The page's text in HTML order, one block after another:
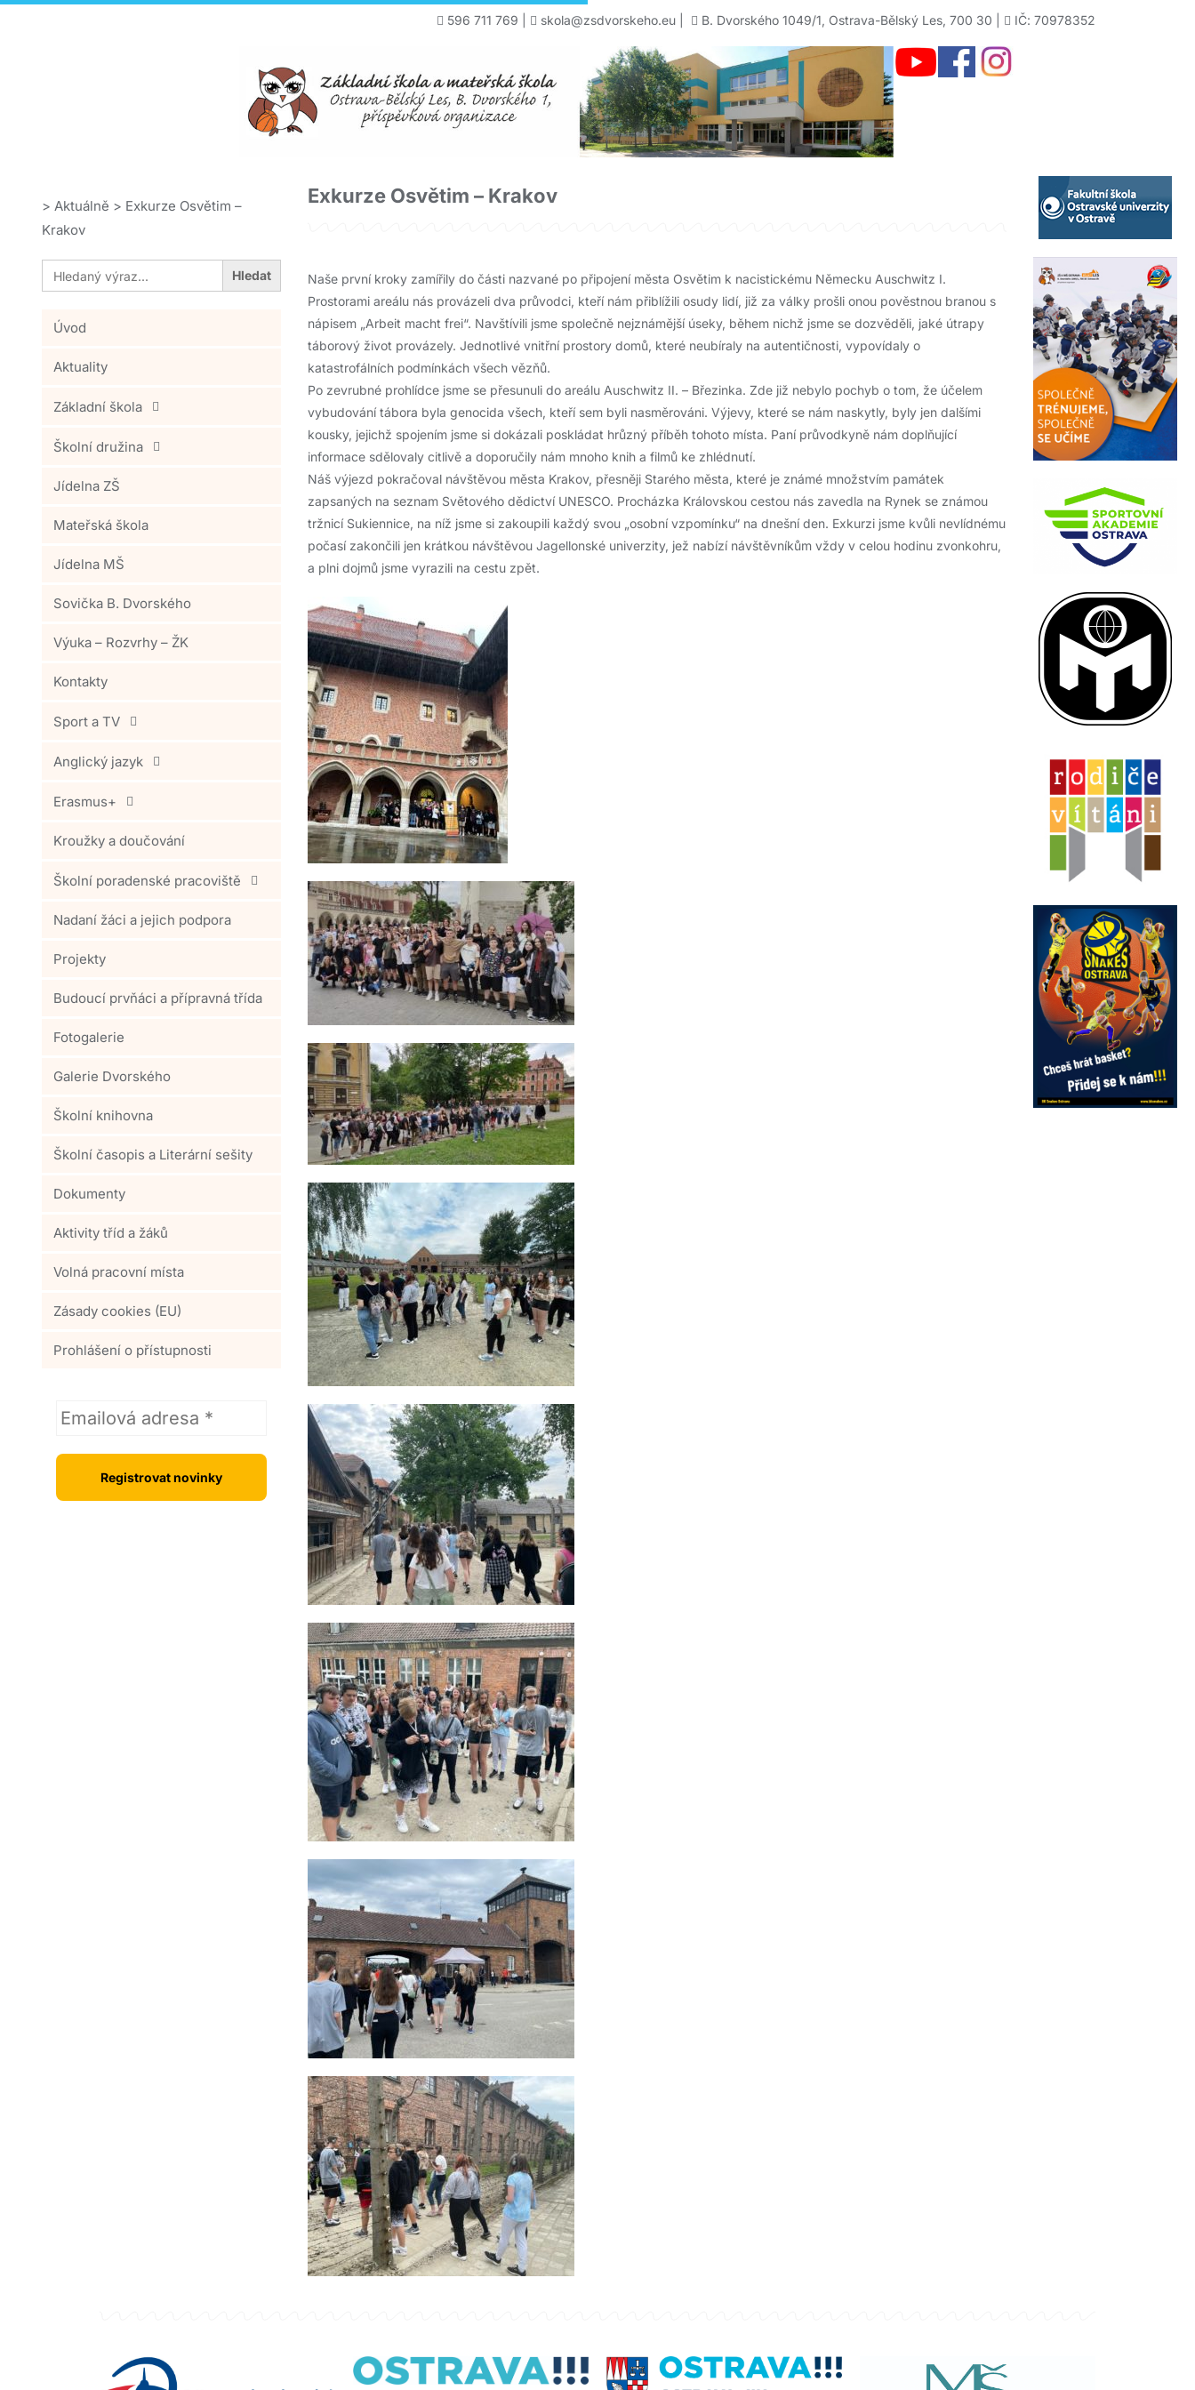
596 711 769 skola@zsdvorskeho.eu B. Dvorského 1049/1, Ostrava-Bělský Les, 700 30 | IČ: 70978352
> Aktuálně > Exkurze Osvětim –
Krakov
Search
for:
Úvod
Aktuality
Základní škola
Školní družina
Jídelna ZŠ
Mateřská škola
Jídelna MŠ
Sovička B. Dvorského
Výuka – Rozvrhy – ŽK
Kontakty
Sport a TV
Anglický jazyk
Erasmus+
Kroužky a doučování
Školní poradenské pracoviště
Nadaní žáci a jejich podpora
Projekty
Budoucí prvňáci a přípravná třída
Fotogalerie
Galerie Dvorského
Školní knihovna
Školní časopis a Literární sešity
Dokumenty
Aktivity tříd a žáků
Volná pracovní místa
Zásady cookies (EU)
Prohlášení o přístupnosti
Exkurze Osvětim – Krakov
Naše první kroky zamířily do části nazvané po připojení města Osvětim k nacistickému Německu Auschwitz I.
Prostorami areálu nás provázeli dva průvodci, kteří nám přiblížili osudy lidí, již za války prošli onou pověstnou branou s
nápisem „Arbeit macht frei“. Navštívili jsme společně nejznámější úseky, během nichž jsme se dozvěděli, jaké útrapy
táborový život provázely. Jednotlivé vnitřní prostory domů, které neubíraly na autentičnosti, vypovídaly o
katastrofálních podmínkách všech vězňů.
Po zevrubné prohlídce jsme se přesunuli do areálu Auschwitz II. – Březinka. Zde již nebylo pochyb o tom, že účelem
vybudování tábora byla genocida všech, kteří sem byli nasměrováni. Výjevy, které se nám naskytly, byly jen dalšími
kousky, jejichž spojením jsme si dokázali poskládat hrůzný příběh tohoto místa. Paní průvodkyně nám doplňující
informace sdělovaly citlivě a doporučily nám mnoho knih a filmů ke zhlédnutí.
Náš výjezd pokračoval návštěvou města Krakov, přesněji Starého města, které je známé množstvím památek
zapsaných na seznam Světového dědictví UNESCO. Procházka Královskou cestou nás zavedla na Rynek se známou
tržnicí Sukiennice, na níž jsme si zakoupili každý svou „osobní vzpomínku“ na dnešní den. Exkurzi jsme kvůli nevlídnému
počasí zakončili jen krátkou návštěvou Jagellonské univerzity, jež nabízí návštěvníkům vždy v celou hodinu zvonkohru,
a plni dojmů jsme vyrazili na cestu zpět.